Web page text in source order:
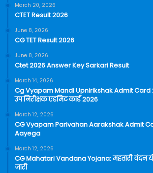
March 20, 2026
CTET Result 2026
June 8, 2026
CG TET Result 2026
June 8, 2026
Ctet 2026 Answer Key Sarkari Result
March 14, 2026
Cg Vyapam Mandi Upnirikshak Admit Card
उप निरीक्षक एडमिट कार्ड 2026
March 12, 2026
CG Vyapam Parivahan Aarakshak Admit
Aayega
March 12, 2026
CG Mahatari Vandana Yojana: महतारी वंदन
जारी